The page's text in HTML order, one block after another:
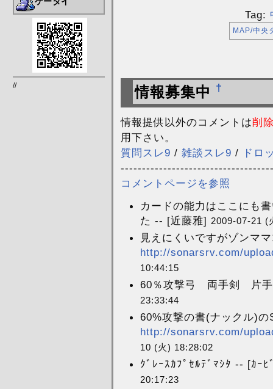
//
Tag:
MAP/中央
情報募集中 †
情報提供以外のコメントは削
用下さい。
質問スレ9 / 雑談スレ9 /
ドロ
コメントページを参照
カードの能力はここにも
た -- [近藤雅] 2009-07-21 (
見えにくいですがゾンマ
http://sonarsrv.com/
10:44:15
60％攻撃弓 両手剣 片
23:33:44
60%攻撃の書(ナックル)の
http://sonarsrv.com/
10 (火) 18:28:02
ｸﾞﾚｰｽｶﾌﾟｾﾙﾃﾞﾏｼﾀ -- [ｶｰ
20:17:23